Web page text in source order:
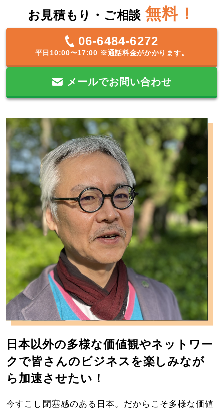
お見積もり・ご相談 無料！
06-6484-6272
平日10:00〜17:00 ※通話料金がかかります。
メールでお問い合わせ
日本以外の多様な価値観やネットワー
クで皆さんのビジネスを楽しみなが
ら加速させたい！
今すこし閉塞感のある日本。だからこそ多様な価値